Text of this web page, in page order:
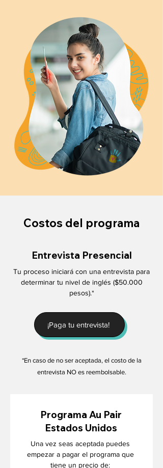
Costos del programa
Entrevista Presencial
Tu proceso iniciará con una entrevista para
determinar tu nivel de inglés ($50.000
pesos).*
¡Paga tu entrevista!
*En caso de no ser aceptada, el costo de la
entrevista NO es reembolsable.
Programa Au Pair
Estados Unidos
Una vez seas aceptada puedes
empezar a pagar el programa que
tiene un precio de: